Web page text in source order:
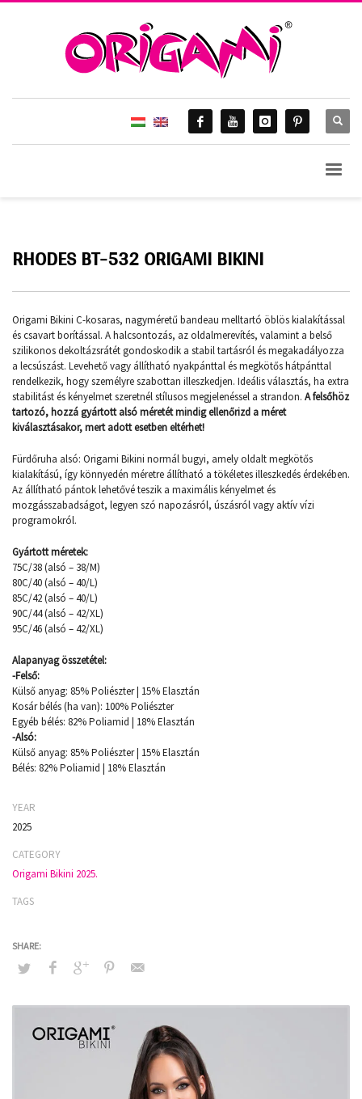
RHODES BT-532 ORIGAMI BIKINI
Origami Bikini C-kosaras, nagyméretű bandeau melltartó öblös kialakítással
és csavart borítással. A halcsontozás, az oldalmerevítés, valamint a belső
szilikonos dekoltázsrátét gondoskodik a stabil tartásról és megakadályozza
a lecsúszást. Levehető vagy állítható nyakpánttal és megkötős hátpánttal
rendelkezik, hogy személyre szabottan illeszkedjen. Ideális választás, ha extra
stabilitást és kényelmet szeretnél stílusos megjelenéssel a strandon. A felsőhöz
tartozó, hozzá gyártott alsó méretét mindig ellenőrizd a méret
kiválasztásakor, mert adott esetben eltérhet!
Fürdőruha alsó: Origami Bikini normál bugyi, amely oldalt megkötős
kialakítású, így könnyedén méretre állítható a tökéletes illeszkedés érdekében.
Az állítható pántok lehetővé teszik a maximális kényelmet és
mozgásszabadságot, legyen szó napozásról, úszásról vagy aktív vízi
programokról.
Gyártott méretek:
75C/38 (alsó – 38/M)
80C/40 (alsó – 40/L)
85C/42 (alsó – 40/L)
90C/44 (alsó – 42/XL)
95C/46 (alsó – 42/XL)
Alapanyag összetétel:
-Felső:
Külső anyag: 85% Poliészter | 15% Elasztán
Kosár bélés (ha van): 100% Poliészter
Egyéb bélés: 82% Poliamid | 18% Elasztán
-Alsó:
Külső anyag: 85% Poliészter | 15% Elasztán
Bélés: 82% Poliamid | 18% Elasztán
YEAR
2025
CATEGORY
Origami Bikini 2025.
TAGS